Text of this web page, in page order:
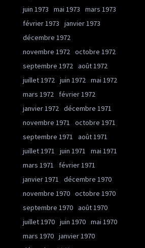
juin 1973
mai 1973
mars 1973
février 1973
janvier 1973
décembre 1972
novembre 1972 octobre 1972
septembre 1972 août 1972
juillet 1972 juin 1972 mai 1972
mars 1972
février 1972
janvier 1972 décembre 1971
novembre 1971
octobre 1971
septembre 1971
août 1971
juillet 1971
juin 1971
mai 1971
mars 1971
février 1971
janvier 1971
décembre 1970
novembre 1970 octobre 1970
septembre 1970 août 1970
juillet 1970 juin 1970 mai 1970
mars 1970 janvier 1970